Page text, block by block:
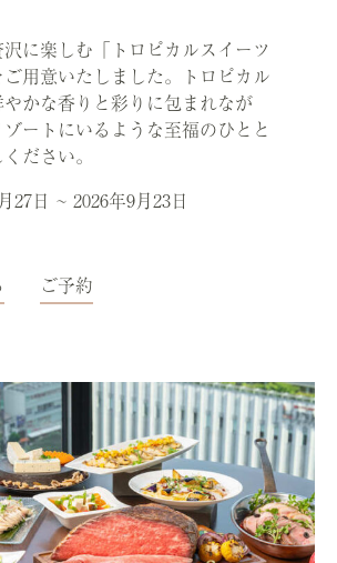
に楽しむ「トロピカルスイーツ
用意いたしました。トロピカル
かな香りと彩りに包まれなが
ートにいるような至福のひとと
ださい。
27日 ~ 2026年9月23日
ご予約